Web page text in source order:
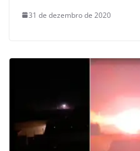
31 de dezembro de 2020